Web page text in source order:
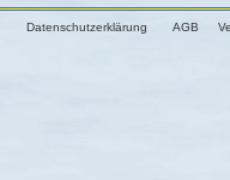
Datenschutzerklärung AGB